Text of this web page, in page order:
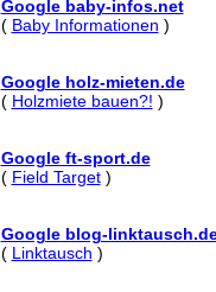
Google baby-infos.net
( Baby Informationen )
Google holz-mieten.de
( Holzmiete bauen?! )
Google ft-sport.de
( Field Target)
Google blog-
( Linktausch )